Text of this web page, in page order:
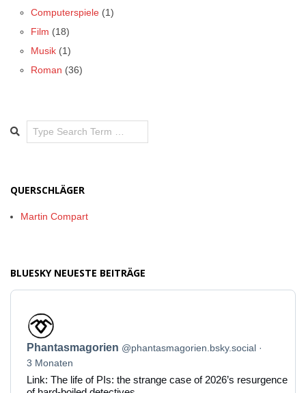
Computerspiele (1)
Film (18)
Musik (1)
Roman (36)
Search
QUERSCHLÄGER
Martin Compart
BLUESKY NEUESTE BEITRÄGE
Beitrag
von
Phantasmagorien
auf
Bluesky
ansehen
Phantasmagorien @phantasmagorien.bsky.social
3 Monaten
Link: The life of PIs: the strange case of 2026’s resurgence